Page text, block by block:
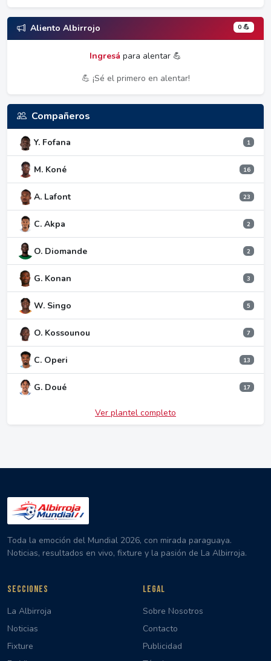
Aliento Albirrojo 0 💪
Ingresá para alentar 💪
💪 ¡Sé el primero en alentar!
Compañeros
Y. Fofana 1
M. Koné 16
A. Lafont 23
C. Akpa 2
O. Diomande 2
G. Konan 3
W. Singo 5
O. Kossounou 7
C. Operi 13
G. Doué 17
Ver plantel completo
Toda la emoción del Mundial 2026, con mirada paraguaya.
Noticias, resultados en vivo, fixture y la pasión de La Albirroja.
SECCIONES
La Albirroja
Noticias
Fixture
LEGAL
Sobre Nosotros
Contacto
Publicidad